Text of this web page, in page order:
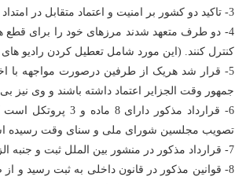
3- تاکید دو کشور بر امنیت و اعتماد متقابل در امتداد مرزهای مشترک زمینی و آبی.
4- دو طرف متعهد شدند مرزهای خود را برای قطع
کنترل کنند. (این مورد شامل تعطیل کردن رادیو
5- قرار شد هریک از طرفین درصورت مواجهه با
جمهور وقت الجزایر اعتماد داشته باشند و وی نیز
تصویب مجلسین شورای ملی و سنای وقت رسیده
7- قرارداد مذکور در منشور بین الملل ثبت و جنبه الزام آور دارد.
8- قوانین مذکور در قانون داخلی به ثبت رسید و